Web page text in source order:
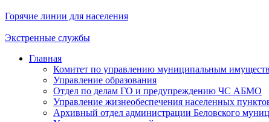
Горячие линии для населения
Экстренные службы
Главная
Комитет по управлению муниципальным
Управление образования
Отдел по делам ГО и предупреждению ЧС АБМО
Управление жизнеобеспечения населенных
Архивный отдел администрации Беловского